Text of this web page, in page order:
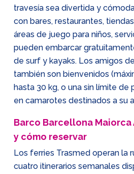
travesía sea divertida y
con bares, restaurantes,
áreas de juego para niños,
pueden embarcar
de surf y kayaks. Los amigos
también son bienvenidos
hasta 30 kg, o una sin límite de
en camarotes destinados a su
Barco Barcellona
y cómo reservar
Los ferries Trasmed operan la
cuatro itinerarios semanales